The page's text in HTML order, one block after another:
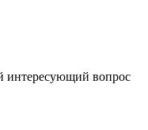
интересующий вопрос